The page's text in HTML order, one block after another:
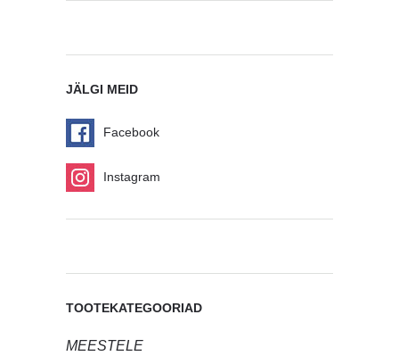
JÄLGI MEID
Facebook
Instagram
TOOTEKATEGOORIAD
MEESTELE